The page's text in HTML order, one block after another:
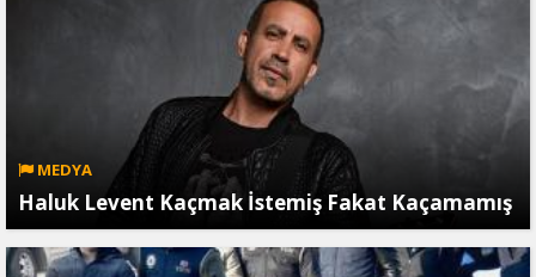
MEDYA
Haluk Levent Kaçmak İstemiş Fakat Kaçamamış